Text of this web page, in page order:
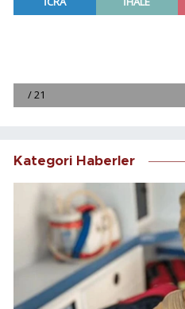
Kategori Haberler